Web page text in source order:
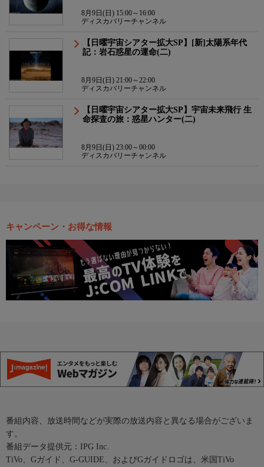
8月9日(日) 15:00～16:00
ディスカバリーチャンネル
【日曜宇宙シアター拡大SP】[新]太陽系年代
記：岩石惑星の運命(二)
8月9日(日) 21:00～22:00
ディスカバリーチャンネル
【日曜宇宙シアター拡大SP】宇宙未来飛行 生
命探査の旅：惑星ハンター(二)
8月9日(日) 23:00～00:00
ディスカバリーチャンネル
キャンペーン・お得な情報
番組内容、放送時間などが実際の放送内容と異なる場合がございま
す。
番組データ提供元：IPG Inc.
TiVo、Gガイド、G-GUIDE、およびGガイドロゴは、米国TiVo